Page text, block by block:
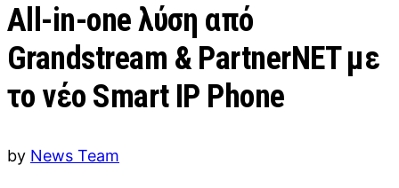
Αll-in-one λύση από
Grandstream & PartnerNET με
το νέο Smart IP Phone
by News Team